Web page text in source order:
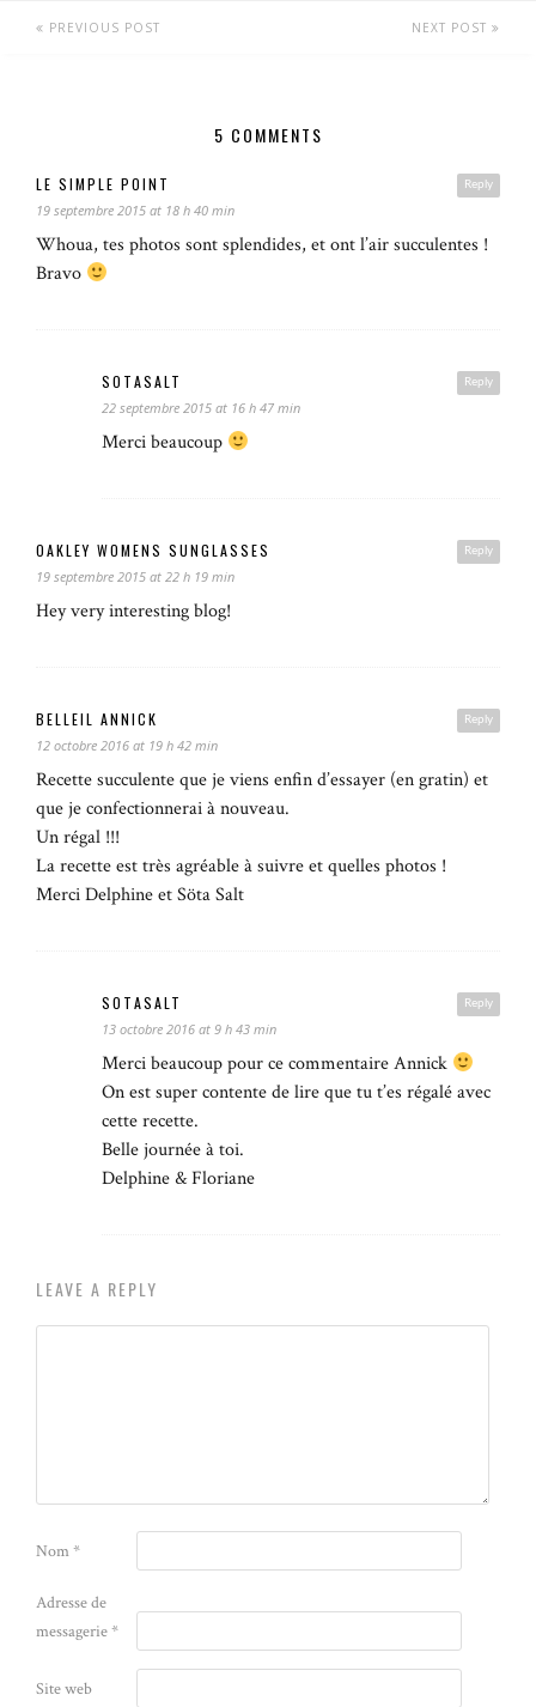
PREVIOUS POST NEXT POST
5 COMMENTS
Reply
LE SIMPLE POINT
19 septembre 2015 at 18 h 40 min
Whoua, tes photos sont splendides, et ont l’air succulentes !
Bravo
Reply
SOTASALT
22 septembre 2015 at 16 h 47 min
Merci beaucoup
Reply
OAKLEY WOMENS SUNGLASSES
19 septembre 2015 at 22 h 19 min
Hey very interesting blog!
Reply
BELLEIL ANNICK
12 octobre 2016 at 19 h 42 min
Recette succulente que je viens enfin d’essayer (en gratin) et
que je confectionnerai à nouveau.
Un régal !!!
La recette est très agréable à suivre et quelles photos !
Merci Delphine et Söta Salt
Reply
SOTASALT
13 octobre 2016 at 9 h 43 min
Merci beaucoup pour ce commentaire Annick
On est super contente de lire que tu t’es régalé avec
cette recette.
Belle journée à toi.
Delphine & Floriane
LEAVE A REPLY
Nom*
Adresse de
messagerie*
Site web